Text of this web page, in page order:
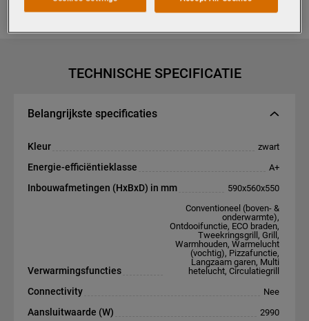
TECHNISCHE SPECIFICATIE
Belangrijkste specificaties
Kleur zwart
Energie-efficiëntieklasse A+
Inbouwafmetingen (HxBxD) in mm 590x560x550
Verwarmingsfuncties
Conventioneel (boven- &
onderwarmte),
Ontdooifunctie, ECO braden,
Tweekringsgrill, Grill,
Warmhouden, Warmelucht
(vochtig), Pizzafunctie,
Langzaam garen, Multi
hetelucht, Circulatiegrill
Connectivity Nee
Aansluitwaarde (W) 2990